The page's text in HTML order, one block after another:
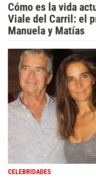
Cómo es la vida
Viale del Carril: el
Manuela y Matías
CELEBRIDADES